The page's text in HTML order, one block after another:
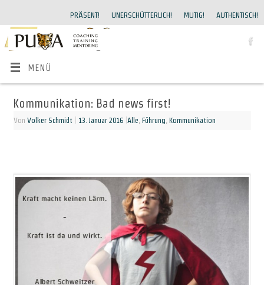
PRÄSENT! UNERSCHÜTTERLICH! MUTIG! AUTHENTISCH!
MENÜ
Kommunikation: Bad news first!
Von Volker Schmidt 13. Januar 2016 Alle, Führung, Kommunikation